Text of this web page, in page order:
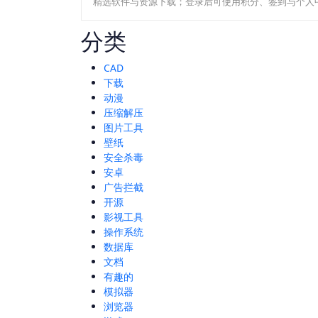
分类
CAD
下载
动漫
压缩解压
图片工具
壁纸
安全杀毒
安卓
广告拦截
开源
影视工具
操作系统
数据库
文档
有趣的
模拟器
浏览器